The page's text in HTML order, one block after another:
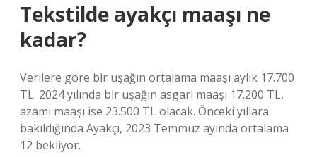
Tekstilde ayakçı maaşı ne
kadar?
Verilere göre bir uşağın ortalama maaşı aylık 17.700
TL. 2024 yılında bir uşağın asgari maaşı 17.200 TL,
azami maaşı ise 23.500 TL olacak. Önceki yıllara
bakıldığında Ayakçı, 2023 Temmuz ayında ortalama
12 bekliyor.